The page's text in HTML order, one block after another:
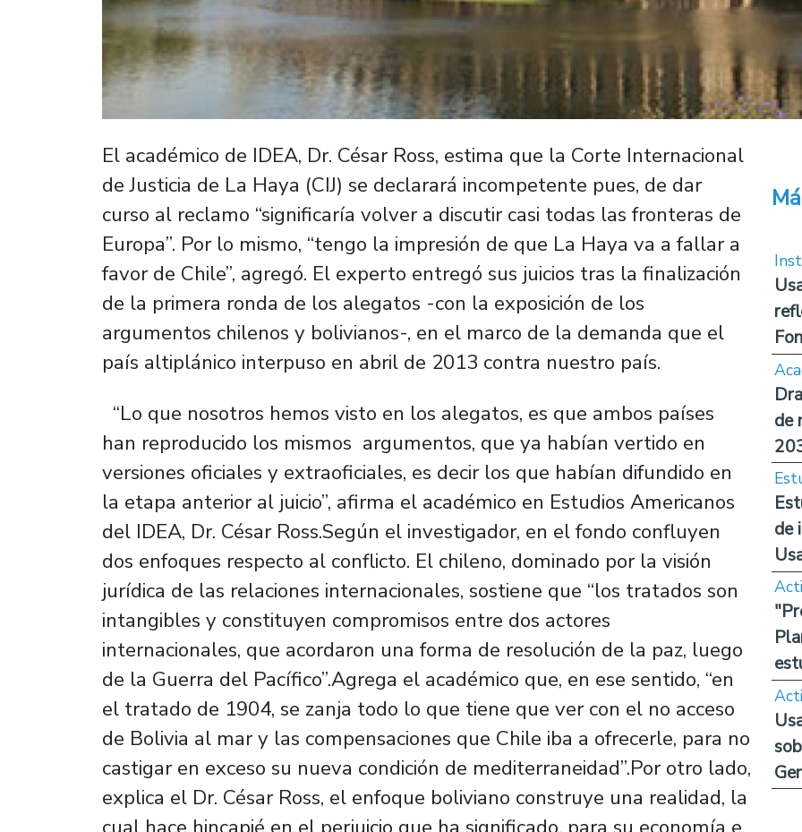
El académico de IDEA, Dr. César Ross, estima que la Corte Internacional
de Justicia de La Haya (CIJ) se declarará incompetente pues, de dar
curso al reclamo “significaría volver a discutir casi todas las fronteras de
Europa”. Por lo mismo, “tengo la impresión de que La Haya va a fallar a
favor de Chile”, agregó. El experto entregó sus juicios tras la finalización
de la primera ronda de los alegatos -con la exposición de los
argumentos chilenos y bolivianos-, en el marco de la demanda que el
país altiplánico interpuso en abril de 2013 contra nuestro país.
“Lo que nosotros hemos visto en los alegatos, es que ambos países
han reproducido los mismos argumentos, que ya habían vertido en
versiones oficiales y extraoficiales, es decir los que habían difundido en
la etapa anterior al juicio”, afirma el académico en Estudios Americanos
del IDEA, Dr. César Ross.Según el investigador, en el fondo confluyen
dos enfoques respecto al conflicto. El chileno, dominado por la visión
jurídica de las relaciones internacionales, sostiene que “los tratados son
intangibles y constituyen compromisos entre dos actores
internacionales, que acordaron una forma de resolución de la paz, luego
de la Guerra del Pacífico”.Agrega el académico que, en ese sentido, “en
el tratado de 1904, se zanja todo lo que tiene que ver con el no acceso
de Bolivia al mar y las compensaciones que Chile iba a ofrecerle, para no
castigar en exceso su nueva condición de mediterraneidad”.Por otro lado,
explica el Dr. César Ross, el enfoque boliviano construye una realidad, la
de
de